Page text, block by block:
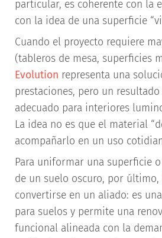
particular, es coherente con la
con la idea de una superficie
Cuando el proyecto requiere
(tableros de mesa, superficies
Evolution representa una
prestaciones, pero un
adecuado para interiores
La idea no es que el material
acompañarlo en un uso
Para uniformar una superficie
de un suelo oscuro, por último,
convertirse en un aliado: es
para suelos y permite una
funcional alineada con la